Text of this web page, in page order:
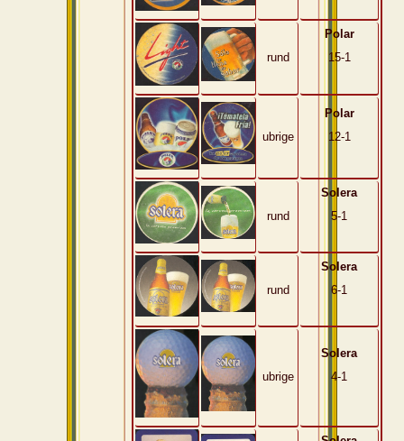
rund
Polar
15-1
ubrige
Polar
12-1
rund
Solera
5-1
rund
Solera
6-1
ubrige
Solera
4-1